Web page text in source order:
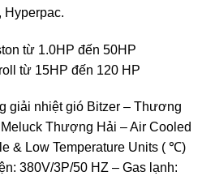
Hyperpac.
từ 1.0HP đến 50HP
từ 15HP đến 120 HP
giải nhiệt gió Bitzer – Thương
Thượng Hải – Air Cooled
& Low Temperature Units ( ℃)
380V/3P/50 HZ – Gas lạnh: